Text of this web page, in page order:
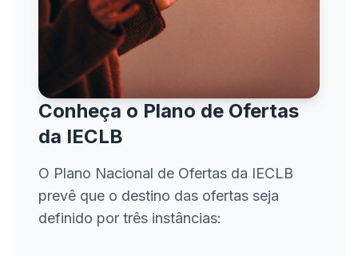
Conheça o Plano de Ofertas
da IECLB
O Plano Nacional de Ofertas da IECLB
prevê que o destino das ofertas seja
definido por três instâncias: